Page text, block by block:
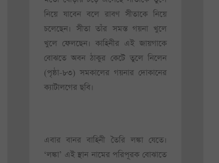
নিয়ে যাবেন বলে রাবণ সীতাকে নিয়ে
চলেছেন। সীতা তাঁর সমস্ত গয়না খুলে
খুলে ফেলছেন। কাহিনীর এই জায়গাকে
বোঝতে অবন ঠাকুর কেটে তুলে নিলেন
(পৃষ্ঠা-৮৩) সমকালের গয়নার দোকানের
ক্যাটালগের ছবি।
এবার বানর বাহিনী তৈরি লঙ্কা যেতে।
‘লঙ্কা’ এই স্থান নামের পরিপূরক বোঝাতে